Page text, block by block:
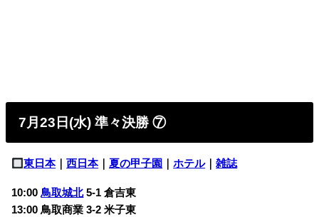
7月23日(水) 準々決勝 ⑦
東日本｜西日本｜夏の甲子園 ｜ホテル｜雑誌
10:00鳥取城北5-1 倉吉東
13:00 鳥取商業 3-2 米子東